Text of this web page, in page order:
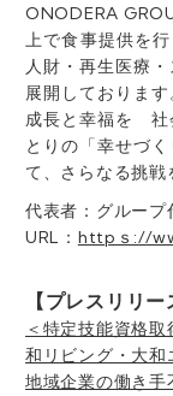
ONODERA
上で食事提供を
人財・再生医療
展開しておりま
成長と幸福を 社
とりの「幸せづ
て、さらなる挑戦
代表者：グルー
URL： httpｓ://
【プレスリリ
＜特定技能資格
和リビング・大和
地域企業の働き手